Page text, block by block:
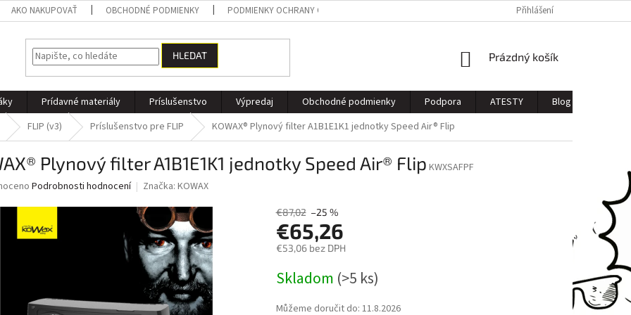
AKO NAKUPOVAŤ OBCHODNÉ PODMIENKY PODMIENKY OCHRANY OSOBNÝCH ÚDAJOV Přihlášení
HLEDAT
NÁKUPNÍ
Prázdný košík
Prídavné materiály Príslušenstvo Výpredaj Obchodné podmienky Podpora ATESTY Blog
FLIP (v3) Príslušenstvo pre FLIP KOWAX® Plynový filter A1B1E1K1 jednotky Speed Air® Flip
Plynový filter A1B1E1K1 jednotky Speed Air® Flip KWXSAFPF
Podrobnosti hodnocení Značka: KOWAX
€87,02 –25 %
€65,26
€53,06 bez DPH
cena:
Skladom (>5 ks)
Můžeme doručit do: 11.8.2026